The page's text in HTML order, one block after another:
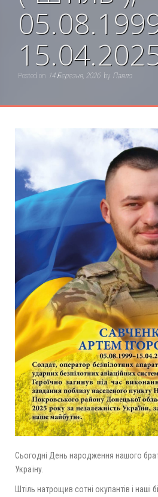
Posted on 14 Березня, 2026 by Павло
Сьогодні День народження нашого
Україну.
Штіль натрощив сотні окупантів і наші